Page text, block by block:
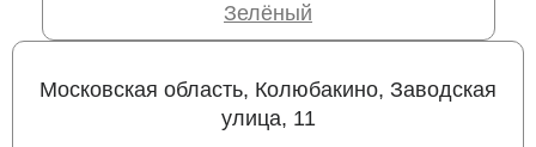
Зелёный
Московская область, Колюбакино, Заводская
улица, 11